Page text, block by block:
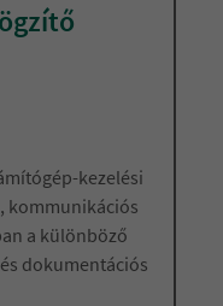
kezelési
kommunikációs
a különböző
dokumentációs